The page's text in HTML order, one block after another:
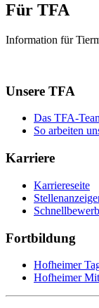
Für TFA
Information für
Unsere TFA
Das TFA-
So arbeiten
Karriere
Karriereseite
Fortbildung
Hofheimer
Hofheimer